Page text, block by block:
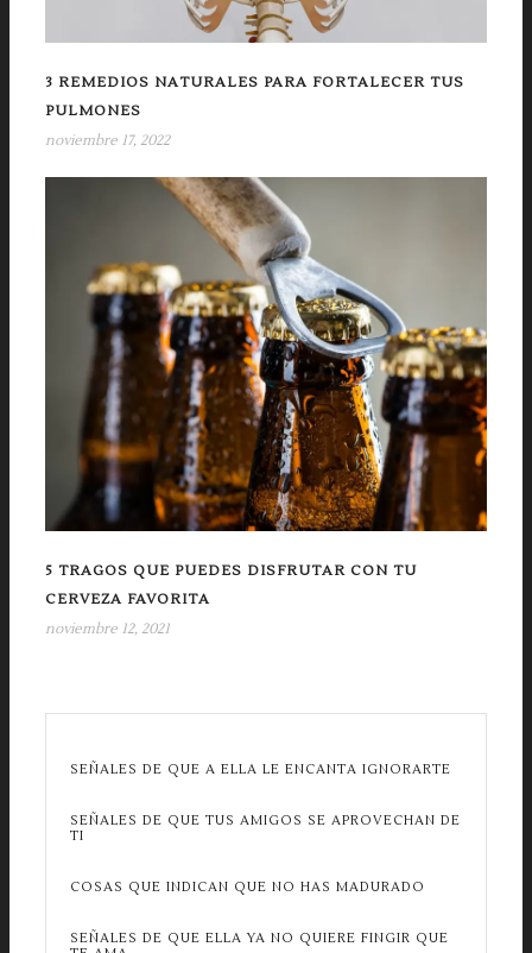
3 REMEDIOS NATURALES PARA FORTALECER TUS
PULMONES
noviembre 17, 2022
5 TRAGOS QUE PUEDES DISFRUTAR CON TU
CERVEZA FAVORITA
noviembre 12, 2021
SEÑALES DE QUE A ELLA LE ENCANTA IGNORARTE
SEÑALES DE QUE TUS AMIGOS SE APROVECHAN DE
TI
COSAS QUE INDICAN QUE NO HAS MADURADO
SEÑALES DE QUE ELLA YA NO QUIERE FINGIR QUE